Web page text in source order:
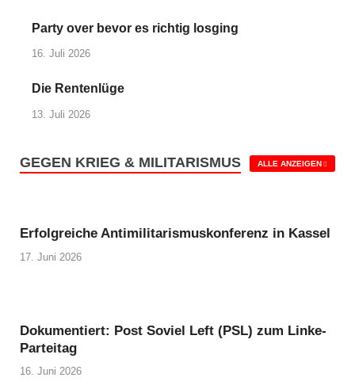
Party over bevor es richtig losging
16. Juli 2026
Die Rentenlüge
13. Juli 2026
GEGEN KRIEG & MILITARISMUS ALLE ANZEIGEN
Erfolgreiche Antimilitarismuskonferenz in Kassel
17. Juni 2026
Dokumentiert: Post Soviel Left (PSL) zum Linke-
Parteitag
16. Juni 2026